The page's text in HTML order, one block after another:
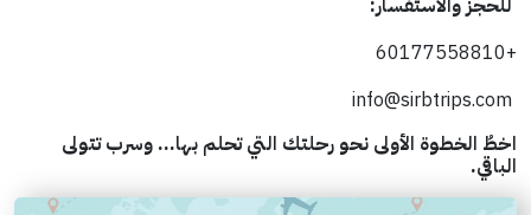
للحجز والاستفسار:
+60177558810
اخطُ الخطوة الأولى نحو رحلتك التي تحلم بها… وسرب تتولى
الباقي.